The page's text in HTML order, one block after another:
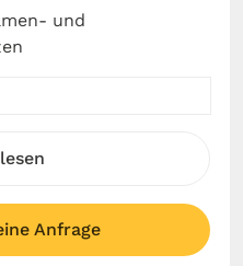
und
Anfrage